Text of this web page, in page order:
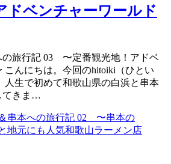
ドベンチャーワールド
の旅行記 03 〜定番観光地！アドベ
こんにちは。今回のhitoiki（ひとい
人生で初めて和歌山県の白浜と串本
てきま…